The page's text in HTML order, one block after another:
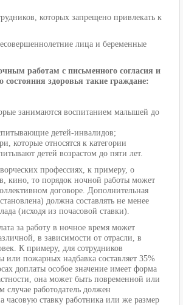
которых запрещено привлекать к
лица и беременные
работам с письменного согласия и
состояния здоровья такие граждане:
занимаются воспитанием малышей до
детей-инвалидов;
которые относятся к категории
детей возрастом до пяти лет.
профессиях, к примеру, о
кино, то порядок ночной работы может
договоре. Дополнительная
должна составлять не менее
(исходя из почасовой ставки).
за работу в ночное время может
в зависимости от отрасли, в
К примеру, для сотрудников
или пожарных надбавка составляет 35%
доплаты особое значение имеет форма
она может быть повременной или
случае работодатель должен
часовую ставку работника или же размер